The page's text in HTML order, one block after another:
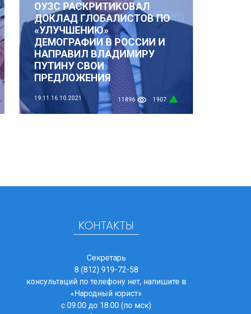
ОУЗС РАСКРИТИКОВАЛ
ДОКЛАД ГЛОБАЛИСТОВ ПО
«УЛУЧШЕНИЮ»
ДЕМОГРАФИИ В РОССИИ И
НАПРАВИЛ ВЛАДИМИРУ
ПУТИНУ СВОИ
ПРЕДЛОЖЕНИЯ
19:11 16.10.2021 11896 1907
КОНТАКТЫ
Секретарь
8 (812) 919-72-58
консультаций по телефону нет, напишите в
«Народный юрист»
с 09.00 до 18.00 (по мск)